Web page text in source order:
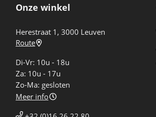
Onze winkel
Herestraat 1, 3000 Leuven
Route
Di-Vr: 10u - 18u
Za: 10u - 17u
Zo-Ma: gesloten
Meer info